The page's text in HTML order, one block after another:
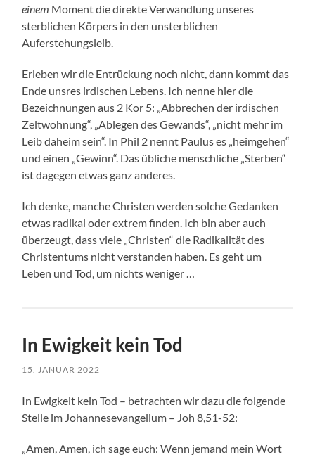
einem Moment die direkte Verwandlung unseres
sterblichen Körpers in den unsterblichen
Auferstehungsleib.
Erleben wir die Entrückung noch nicht, dann kommt das
Ende unsres irdischen Lebens. Ich nenne hier die
Bezeichnungen aus 2 Kor 5: „Abbrechen der irdischen
Zeltwohnung“, „Ablegen des Gewands“, „nicht mehr im
Leib daheim sein“. In Phil 2 nennt Paulus es „heimgehen“
und einen „Gewinn“. Das übliche menschliche „Sterben“
ist dagegen etwas ganz anderes.
Ich denke, manche Christen werden solche Gedanken
etwas radikal oder extrem finden. Ich bin aber auch
überzeugt, dass viele „Christen“ die Radikalität des
Christentums nicht verstanden haben. Es geht um
Leben und Tod, um nichts weniger …
In Ewigkeit kein Tod
15. JANUAR 2022
In Ewigkeit kein Tod – betrachten wir dazu die folgende
Stelle im Johannesevangelium – Joh 8,51-52:
„Amen, Amen, ich sage euch: Wenn jemand mein Wort